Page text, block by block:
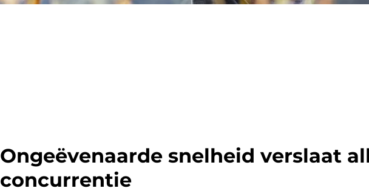
Ongeëvenaarde snelheid verslaat
concurrentie